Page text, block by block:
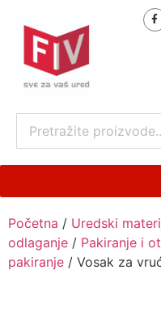
Početna / Uredski
odlaganje / Pakiranje i
pakiranje / Vosak za